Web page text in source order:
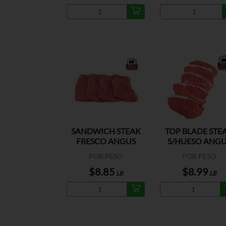
SANDWICH STEAK
FRESCO ANGUS
POR PESO
$8.85 LB
TOP BLADE
S/HUESO
POR PESO
$8.99LB